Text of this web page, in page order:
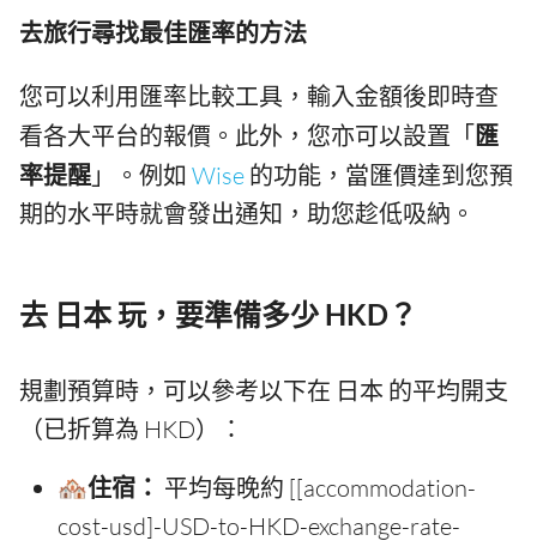
去旅行尋找最佳匯率的方法
您可以利用匯率比較工具，輸入金額後即時查
看各大平台的報價。此外，您亦可以設置「匯
率提醒 」。例如 Wise 的功能，當匯價達到您預
期的水平時就會發出通知，助您趁低吸納。
去 日本 玩，要準備多少 HKD？
規劃預算時，可以參考以下在 日本 的平均開支
（已折算為 HKD）：
🏘️住宿： 平均每晚約 [[accommodation-
cost-usd]-USD-to-HKD-exchange-rate-